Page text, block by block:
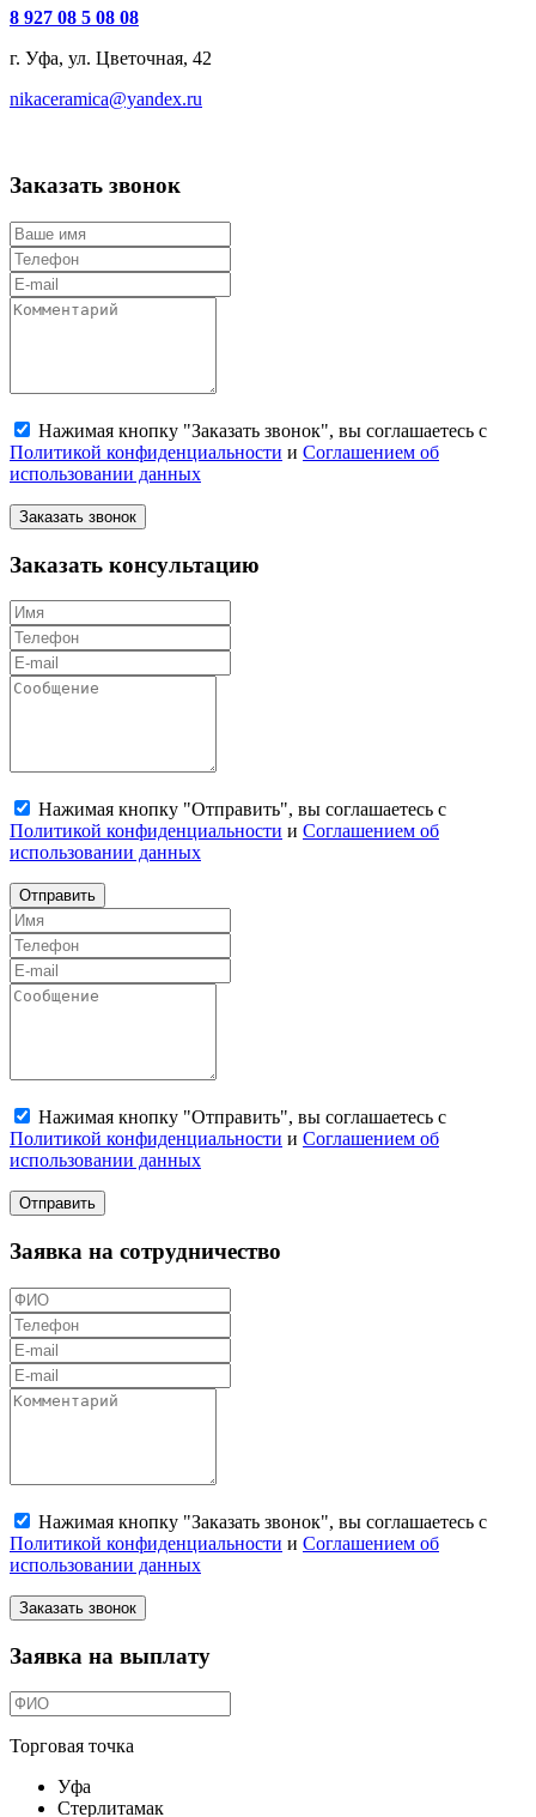
8 927 08 5 08 08
г. Уфа, ул. Цветочная, 42
nikaceramica@yandex.ru
Заказать звонок
Нажимая кнопку "Заказать звонок", вы соглашаетесь с
Политикой конфиденциальности и Соглашением об
использовании данных
Заказать звонок
Заказать консультацию
Нажимая кнопку "Отправить", вы соглашаетесь с
Политикой конфиденциальности и Соглашением об
использовании данных
Отправить
Нажимая кнопку "Отправить", вы соглашаетесь с
Политикой конфиденциальности и Соглашением об
использовании данных
Отправить
Заявка на сотрудничество
Нажимая кнопку "Заказать звонок", вы соглашаетесь с
Политикой конфиденциальности и Соглашением об
использовании данных
Заказать звонок
Заявка на выплату
Торговая точка
Уфа
Стерлитамак